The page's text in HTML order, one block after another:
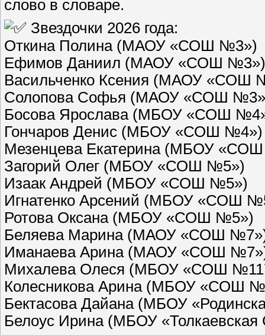
слово в словаре.
Звездочки 2026 года:
Откина Полина (МАОУ «СОШ №3»)
Ефимов Даниил (МАОУ «СОШ №3»)
Васильченко Ксения (МАОУ «СОШ
Солопова Софья (МАОУ «СОШ
Босова Ярослава (МБОУ «СОШ
Гончаров Денис (МБОУ «СОШ №4»)
Мезенцева Екатерина (МБОУ
Загорий Олег (МБОУ «СОШ №5»)
Изаак Андрей (МБОУ «СОШ №5»)
Игнатенко Арсений (МБОУ «СОШ
Ротова Оксана (МБОУ «СОШ №5»)
Беляева Марина (МАОУ «СОШ
Иманаева Арина (МАОУ «СОШ
Михалева Олеся (МБОУ «СОШ
Колесникова Арина (МБОУ «СОШ
Бектасова Дайана (МБОУ
Белоус Ирина (МБОУ